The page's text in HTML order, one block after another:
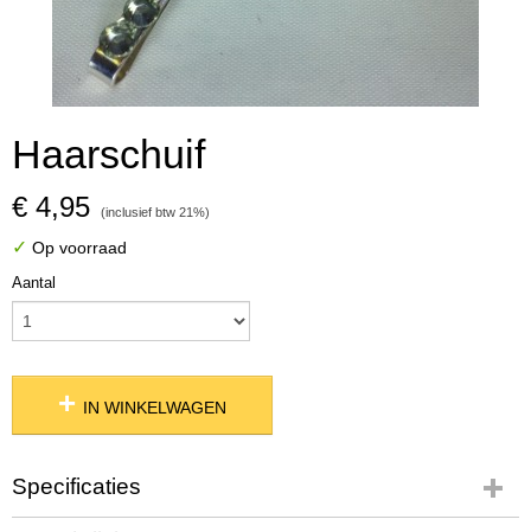
Haarschuif
€ 4,95 (inclusief btw 21%)
✓ Op voorraad
Aantal
IN WINKELWAGEN
Specificaties